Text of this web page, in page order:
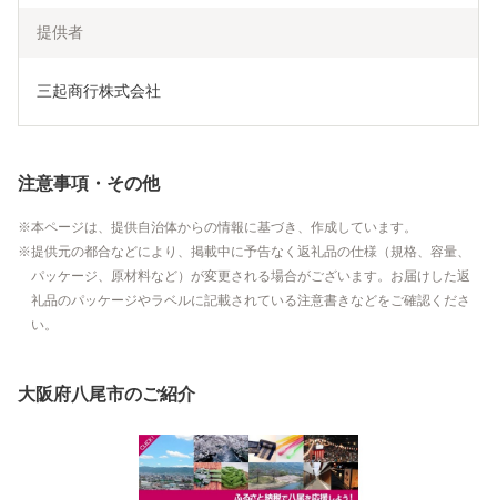
提供者
三起商行株式会社
注意事項・その他
本ページは、提供自治体からの情報に基づき、作成しています。
提供元の都合などにより、掲載中に予告なく返礼品の仕様（規格、容量、
パッケージ、原材料など）が変更される場合がございます。お届けした返
礼品のパッケージやラベルに記載されている注意書きなどをご確認くださ
い。
大阪府八尾市のご紹介